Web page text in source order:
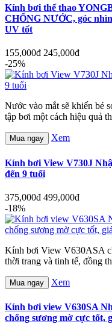
Kính bơi thể thao
CHỐNG NƯỚC, góc
UV tốt
155,000đ 245,000đ
-25%
Nước vào mắt sẽ khiến bé
tập bơi một cách hiệu quả
Mua ngay Xem
Kính bơi View V730J
đến 9 tuổi
375,000đ 499,000đ
-18%
Kính bơi View V630ASA
thời trang và tinh tế, đồng
Mua ngay Xem
Kính bơi view V630SA
chống sương mờ cực tốt,